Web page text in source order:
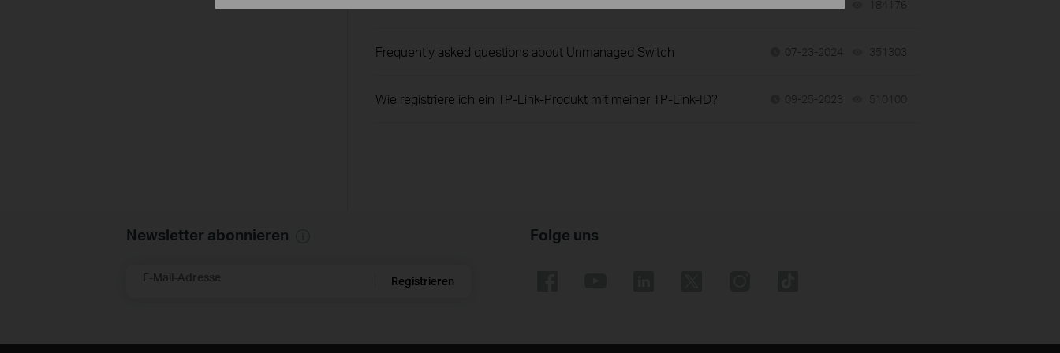
184176
Frequently asked questions about Unmanaged Switch 07-23-2024 351303
Wie registriere ich ein TP-Link-Produkt mit meiner TP-Link-ID? 09-25-2023 510100
Newsletter abonnieren
E-Mail-Adresse Registrieren
Folge uns